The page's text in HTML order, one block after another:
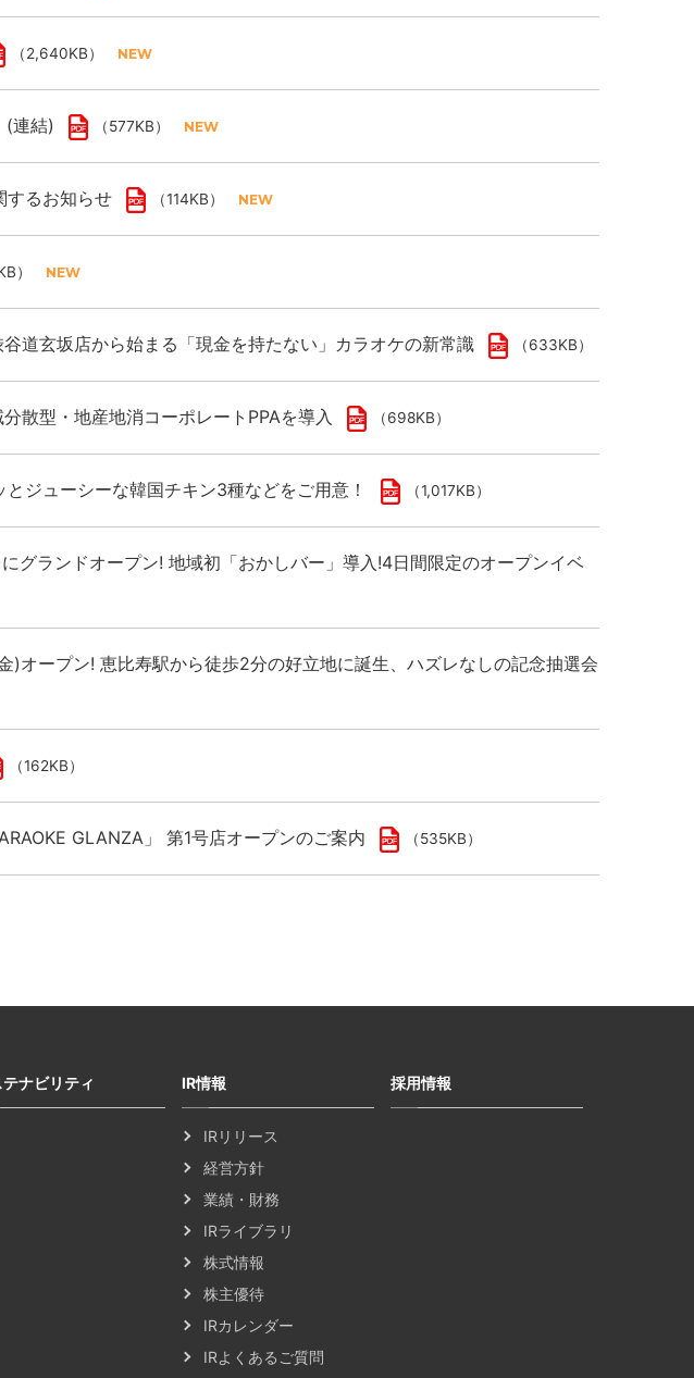
（2,640KB）
連結) （577KB）
するお知らせ （114KB）
）
道玄坂店から始まる「現金を持たない」カラオケの新常識 （633KB）
散型・地産地消コーポレートPPAを導入 （698KB）
ジューシーな韓国チキン3種などをご用意！ （1,017KB）
グランドオープン! 地域初「おかしバー」導入!4日間限定のオープンイベ
)オープン! 恵比寿駅から徒歩2分の好立地に誕生、ハズレなしの記念抽選会
（162KB）
GLANZA」 第1号店オープンのご案内 （535KB）
ナビリティ IR情報
IRリリース
経営方針
業績・財務
IRライブラリ
株式情報
株主優待
IRカレンダー
IRよくあるご質問
採用情報